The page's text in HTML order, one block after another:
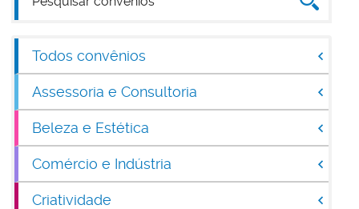
Todos convênios
Assessoria e Consultoria
Beleza e Estética
Comércio e Indústria
Criatividade